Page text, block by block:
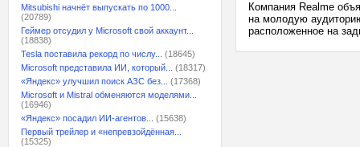
Mitsubishi начнёт выпускать по 1000...
(20789)
Геймер отсудил у Microsoft свой аккаунт...
(18838)
Tesla поставила рекорд по числу...
(18645)
Microsoft представила ИИ, который...
(18317)
«Яндекс» улучшил поиск АЗС без...
(17368)
Microsoft и Mistral обменяются моделями...
(16946)
«Яндекс» посадил ИИ-агентов...
(15638)
Первый трейлер и «непревзойдённая...
(15325)
Компания Realme
на молодую
расположенное на